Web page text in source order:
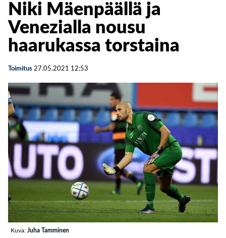
Niki Mäenpäällä ja
Venezialla nousu
haarukassa torstaina
Toimitus 27.05.2021 12:53
Kuva: Juha Tamminen